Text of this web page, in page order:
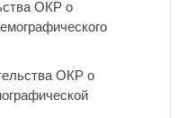
ОКР о
ОКР о